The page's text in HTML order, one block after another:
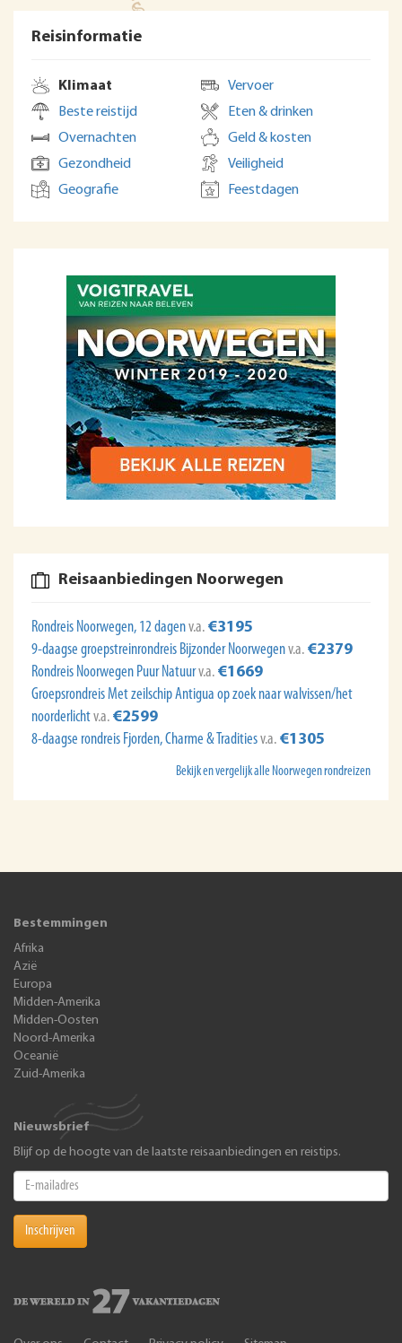
Reisinformatie
Klimaat
Beste reistijd
Overnachten
Gezondheid
Geografie
Vervoer
Eten & drinken
Geld & kosten
Veiligheid
Feestdagen
Reisaanbiedingen Noorwegen
Rondreis Noorwegen, 12 dagenv.a. €3195
9-daagse groepstreinrondreis Bijzonder Noorwegenv.a. €2379
Rondreis Noorwegen Puur Natuurv.a. €1669
Groepsrondreis Met zeilschip Antigua op zoek naar walvissen/het
noorderlichtv.a. €2599
8-daagse rondreis Fjorden, Charme & Traditiesv.a. €1305
Bekijk en vergelijk alle Noorwegen rondreizen
Bestemmingen
Afrika
Azië
Europa
Midden-Amerika
Midden-Oosten
Noord-Amerika
Oceanië
Zuid-Amerika
Nieuwsbrief
Blijf op de hoogte van de laatste reisaanbiedingen en reistips.
Inschrijven